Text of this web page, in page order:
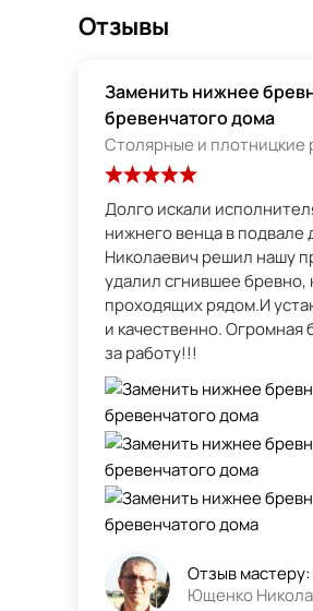
Отзывы
Заменить нижнее
бревенчатого дома
Столярные и плотницкие
Долго искали
нижнего венца в подвале дома. Николай
Николаевич решил нашу
удалил сгнившее бревно,
проходящих рядом.И
и качественно. Огромная
за работу!!!
Отзыв мастеру:
Ющенко